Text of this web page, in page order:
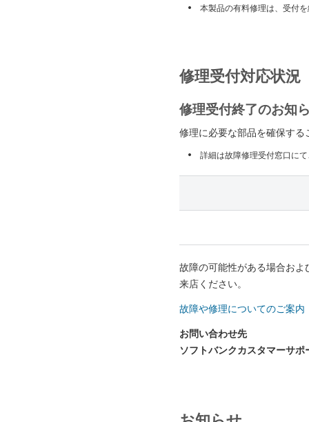
本製品の有料修理は、受付
修理受付対応状況
修理受付終了のお知
修理に必要な部品を確保す
詳細は故障修理受付窓口に
故障の可能性がある場合お
来店ください。
故障や修理についてのご案内
お問い合わせ先
ソフトバンクカスタマーサポ